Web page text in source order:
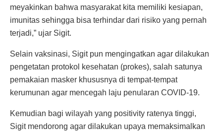
meyakinkan bahwa masyarakat kita memiliki kesiapan,
imunitas sehingga bisa terhindar dari risiko yang pernah
terjadi,” ujar Sigit.
Selain vaksinasi, Sigit pun mengingatkan agar dilakukan
pengetatan protokol kesehatan (prokes), salah satunya
pemakaian masker khususnya di tempat-tempat
kerumunan agar mencegah laju penularan COVID-19.
Kemudian bagi wilayah yang positivity ratenya tinggi,
Sigit mendorong agar dilakukan upaya memaksimalkan